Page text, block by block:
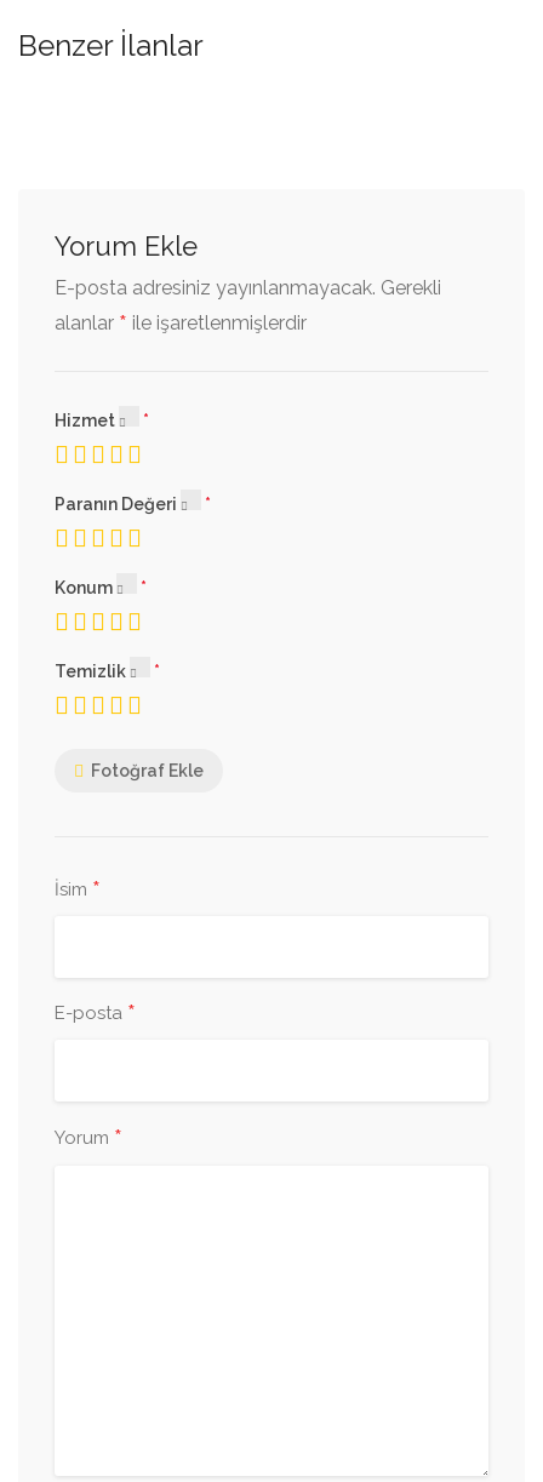
Benzer İlanlar
Yorum Ekle
E-posta adresiniz yayınlanmayacak. Gerekli
alanlar * ile işaretlenmişlerdir
Hizmet
Paranın Değeri
Konum
Temizlik
Fotoğraf Ekle
İsim *
E-posta *
Yorum *